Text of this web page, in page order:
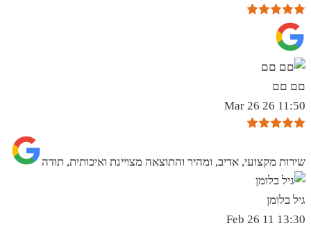
םם םם
11:50 26 Mar 26
שירות מקצועי, אדיב, ומהיר והתוצאה מצויינת ואיכותית, תודה
גיל בלומן
13:30 11 Feb 26